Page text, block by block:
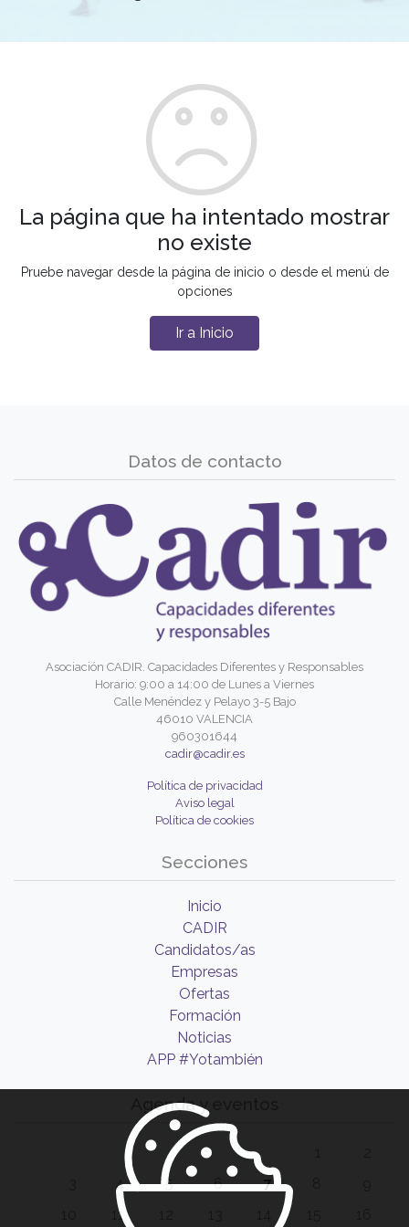
La página que ha intentado mostrar
no existe
Pruebe navegar desde la página de inicio o desde el menú de
opciones
Ir a Inicio
Datos de contacto
Asociación CADIR. Capacidades Diferentes y Responsables
Horario: 9:00 a 14:00 de Lunes a Viernes
Calle Menéndez y Pelayo 3-5 Bajo
46010 VALENCIA
960301644
cadir@cadir.es
Política de privacidad
Aviso legal
Política de cookies
Secciones
Inicio
CADIR
Candidatos/as
Empresas
Ofertas
Formación
Noticias
APP #Yotambién
Agenda y eventos
4 5 6 7
11